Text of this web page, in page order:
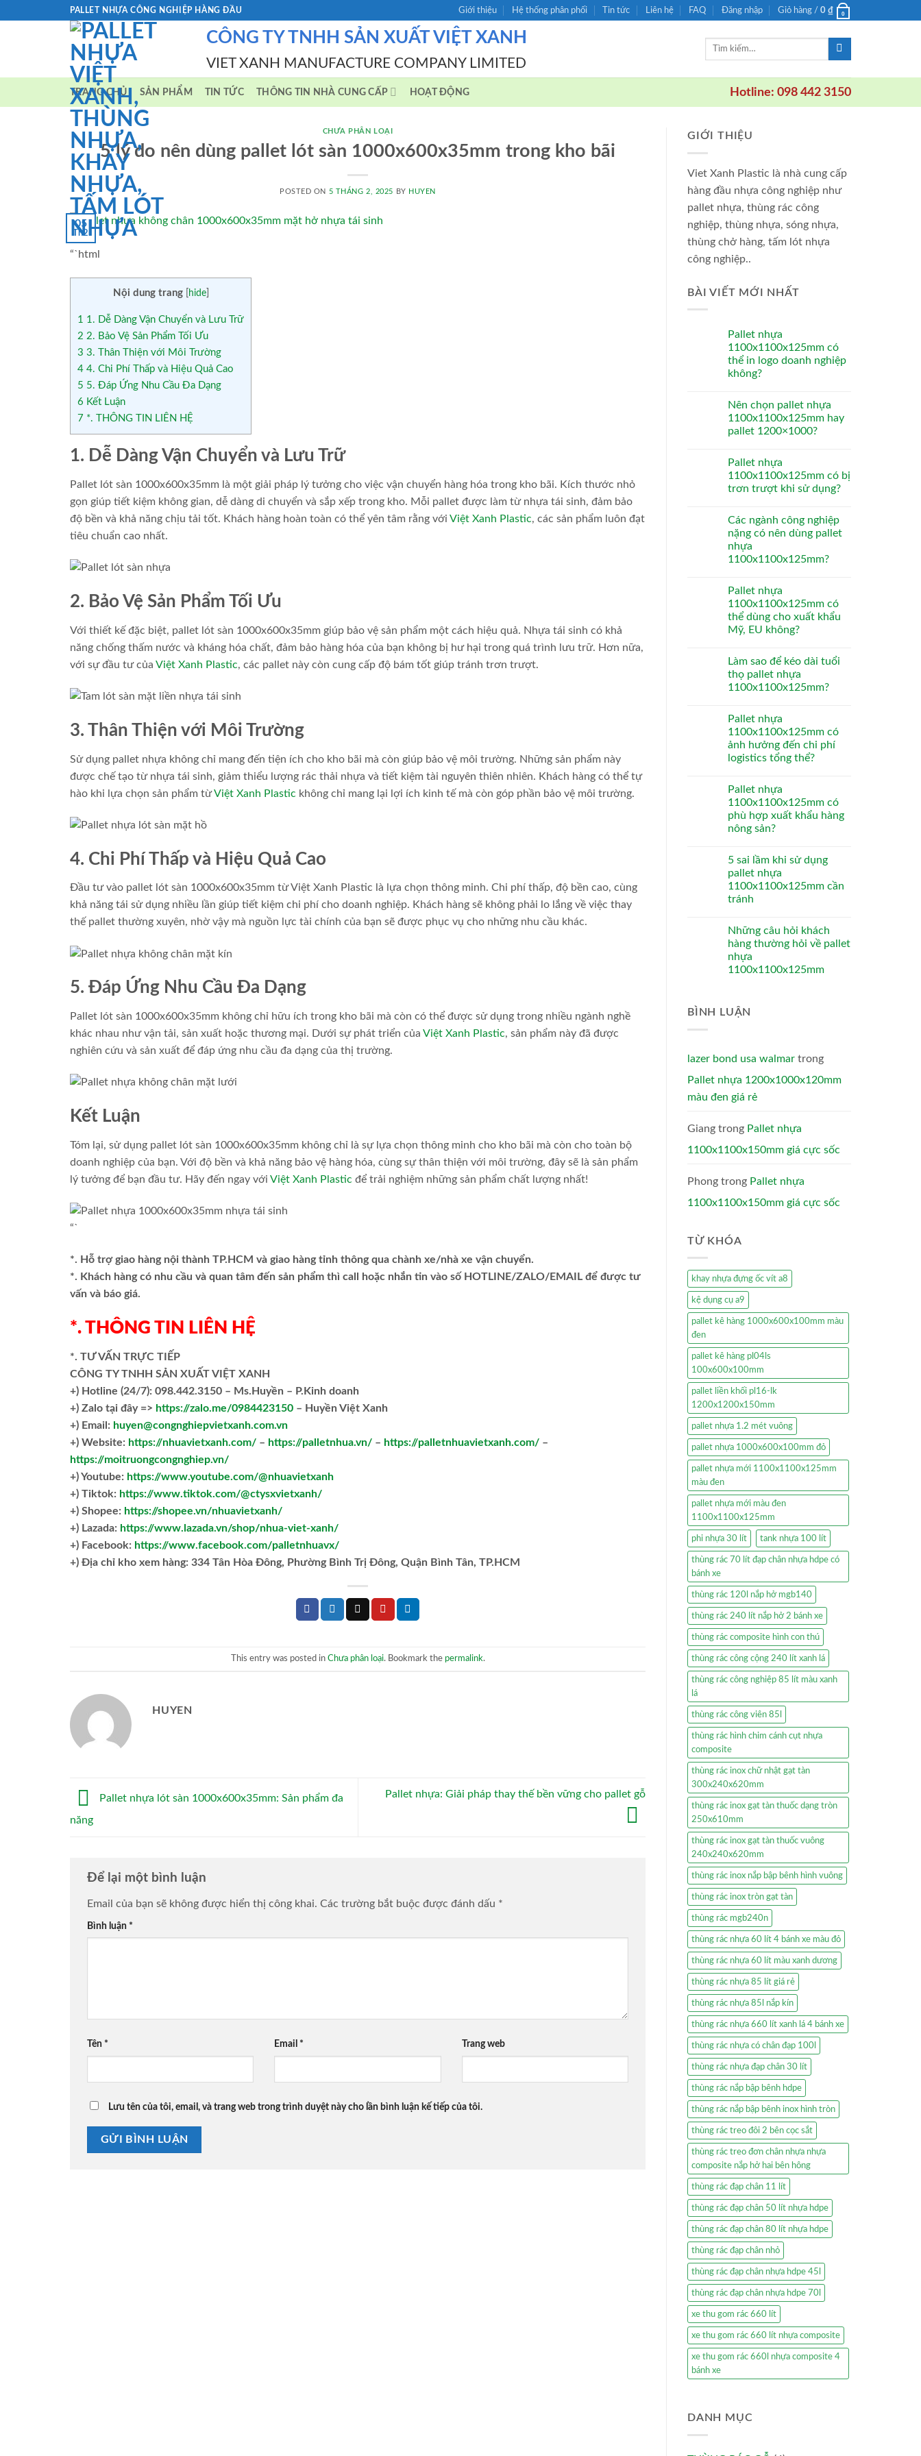
PALLET NHỰA CÔNG NGHIỆP HÀNG ĐẦU Giới thiệu Hệ thống phân phối Tin tức Liên hệ FAQ Đăng nhập Giỏ hàng / 0 ₫ 0
CÔNG TY TNHH SẢN XUẤT VIỆT XANH
VIET XANH MANUFACTURE COMPANY LIMITED
Tìm
TRANG CHỦ SẢN PHẨM TIN TỨC THÔNG TIN NHÀ CUNG CẤP HOẠT ĐỘNG Hotline: 098 442 3150
CHƯA PHÂN LOẠI
5 lý do nên dùng pallet lót sàn 1000x600x35mm trong kho bãi
POSTED ON 5 THÁNG 2, 2025 BY HUYEN
05
Th2
“`html
Nội dung trang hide]
1 1. Dễ Dàng Vận Chuyển và Lưu Trữ
2 2. Bảo Vệ Sản Phẩm Tối Ưu
3 3. Thân Thiện với Môi Trường
4 4. Chi Phí Thấp và Hiệu Quả Cao
5 5. Đáp Ứng Nhu Cầu Đa Dạng
6 Kết Luận
7 *. THÔNG TIN LIÊN HỆ
1. Dễ Dàng Vận Chuyển và Lưu Trữ
Pallet lót sàn 1000x600x35mm là một giải pháp lý tưởng cho việc vận chuyển hàng hóa trong kho bãi. Kích thước nhỏ
gọn giúp tiết kiệm không gian, dễ dàng di chuyển và sắp xếp trong kho. Mỗi pallet được làm từ nhựa tái sinh, đảm bảo
độ bền và khả năng chịu tải tốt. Khách hàng hoàn toàn có thể yên tâm rằng với Việt Xanh Plastic, các sản phẩm luôn đạt
tiêu chuẩn cao nhất.
2. Bảo Vệ Sản Phẩm Tối Ưu
Với thiết kế đặc biệt, pallet lót sàn 1000x600x35mm giúp bảo vệ sản phẩm một cách hiệu quả. Nhựa tái sinh có khả
năng chống thấm nước và kháng hóa chất, đảm bảo hàng hóa của bạn không bị hư hại trong quá trình lưu trữ. Hơn nữa,
với sự đầu tư của Việt Xanh Plastic, các pallet này còn cung cấp độ bám tốt giúp tránh trơn trượt.
3. Thân Thiện với Môi Trường
Sử dụng pallet nhựa không chỉ mang đến tiện ích cho kho bãi mà còn giúp bảo vệ môi trường. Những sản phẩm này
được chế tạo từ nhựa tái sinh, giảm thiểu lượng rác thải nhựa và tiết kiệm tài nguyên thiên nhiên. Khách hàng có thể tự
hào khi lựa chọn sản phẩm từViệt Xanh Plastic không chỉ mang lại lợi ích kinh tế mà còn góp phần bảo vệ môi trường.
4. Chi Phí Thấp và Hiệu Quả Cao
Đầu tư vào pallet lót sàn 1000x600x35mm từ Việt Xanh Plastic là lựa chọn thông minh. Chi phí thấp, độ bền cao, cùng
khả năng tái sử dụng nhiều lần giúp tiết kiệm chi phí cho doanh nghiệp. Khách hàng sẽ không phải lo lắng về việc thay
thế pallet thường xuyên, nhờ vậy mà nguồn lực tài chính của bạn sẽ được phục vụ cho những nhu cầu khác.
5. Đáp Ứng Nhu Cầu Đa Dạng
Pallet lót sàn 1000x600x35mm không chỉ hữu ích trong kho bãi mà còn có thể được sử dụng trong nhiều ngành nghề
khác nhau như vận tải, sản xuất hoặc thương mại. Dưới sự phát triển của Việt Xanh Plastic, sản phẩm này đã được
nghiên cứu và sản xuất để đáp ứng nhu cầu đa dạng của thị trường.
Kết Luận
Tóm lại, sử dụng pallet lót sàn 1000x600x35mm không chỉ là sự lựa chọn thông minh cho kho bãi mà còn cho toàn bộ
doanh nghiệp của bạn. Với độ bền và khả năng bảo vệ hàng hóa, cùng sự thân thiện với môi trường, đây sẽ là sản phẩm
lý tưởng để bạn đầu tư. Hãy đến ngay với Việt Xanh Plastic để trải nghiệm những sản phẩm chất lượng nhất!
“`
*. Hỗ trợ giao hàng nội thành TP.HCM và giao hàng tỉnh thông qua chành xe/nhà xe vận chuyển.
*. Khách hàng có nhu cầu và quan tâm đến sản phẩm thì call hoặc nhắn tin vào số HOTLINE/ZALO/EMAIL để được tư
vấn và báo giá.
*. THÔNG TIN LIÊN HỆ
*. TƯ VẤN TRỰC TIẾP
CÔNG TY TNHH SẢN XUẤT VIỆT XANH
+) Hotline (24/7): 098.442.3150 – Ms.Huyền – P.Kinh doanh
+) Zalo tại đây => https://zalo.me/0984423150 – Huyền Việt Xanh
+) Email: huyen@congnghiepvietxanh.com.vn
+) Website: https://nhuavietxanh.com/ – https://palletnhua.vn/ – https://palletnhuavietxanh.com/ –
https://moitruongcongnghiep.vn/
+) Youtube: https://www.youtube.com/@nhuavietxanh
+) Tiktok: https://www.tiktok.com/@ctysxvietxanh/
+) Shopee: https://shopee.vn/nhuavietxanh/
+) Lazada: https://www.lazada.vn/shop/nhua-viet-xanh/
+) Facebook: https://www.facebook.com/palletnhuavx/
+) Địa chỉ kho xem hàng: 334 Tân Hòa Đông, Phường Bình Trị Đông, Quận Bình Tân, TP.HCM
This entry was posted in Chưa phân loại. Bookmark the permalink.
HUYEN
Pallet nhựa lót sàn 1000x600x35mm: Sản phẩm đa
năng
Pallet nhựa: Giải pháp thay thế bền vững cho pallet gỗ
Để lại một bình luận
Email của bạn sẽ không được hiển thị công khai. Các trường bắt buộc được đánh dấu *
Bình luận *
Tên * Email * Trang web
Lưu tên của tôi, email, và trang web trong trình duyệt này cho lần bình luận kế tiếp của tôi.
GIỚI THIỆU
Viet Xanh Plastic là nhà cung cấp
hàng đầu nhựa công nghiệp như
pallet nhựa, thùng rác công
nghiệp, thùng nhựa, sóng nhựa,
thùng chở hàng, tấm lót nhựa
công nghiệp..
BÀI VIẾT MỚI NHẤT
Pallet nhựa
1100x1100x125mm có
thể in logo doanh nghiệp
không?
Nên chọn pallet nhựa
1100x1100x125mm hay
pallet 1200×1000?
Pallet nhựa
1100x1100x125mm có bị
trơn trượt khi sử dụng?
Các ngành công nghiệp
nặng có nên dùng pallet
nhựa
1100x1100x125mm?
Pallet nhựa
1100x1100x125mm có
thể dùng cho xuất khẩu
Mỹ, EU không?
Làm sao để kéo dài tuổi
thọ pallet nhựa
1100x1100x125mm?
Pallet nhựa
1100x1100x125mm có
ảnh hưởng đến chi phí
logistics tổng thể?
Pallet nhựa
1100x1100x125mm có
phù hợp xuất khẩu hàng
nông sản?
5 sai lầm khi sử dụng
pallet nhựa
1100x1100x125mm cần
tránh
Những câu hỏi khách
hàng thường hỏi về pallet
nhựa
1100x1100x125mm
BÌNH LUẬN
lazer bond usa walmar trong
Pallet nhựa 1200x1000x120mm
màu đen giá rẻ
Giang trong Pallet nhựa
1100x1100x150mm giá cực sốc
Phong trong Pallet nhựa
1100x1100x150mm giá cực sốc
TỪ KHÓA
khay nhựa đựng ốc vít a8
kệ dụng cụ a9
pallet kê hàng 1000x600x100mm màu
đen
pallet kê hàng pl04ls
100x600x100mm
pallet liền khối pl16-lk
1200x1200x150mm
pallet nhựa 1.2 mét vuông
pallet nhựa 1000x600x100mm đỏ
pallet nhựa mới 1100x1100x125mm
màu đen
pallet nhựa mới màu đen
1100x1100x125mm
phi nhựa 30 lít tank nhựa 100 lít
thùng rác 70 lít đạp chân nhựa hdpe có
bánh xe
thùng rác 120l nắp hở mgb140
thùng rác 240 lít nắp hở 2 bánh xe
thùng rác composite hình con thú
thùng rác công cộng 240 lít xanh lá
thùng rác công nghiệp 85 lít màu xanh
lá
thùng rác công viên 85l
thùng rác hình chim cánh cụt nhựa
composite
thùng rác inox chữ nhật gạt tàn
300x240x620mm
thùng rác inox gạt tàn thuốc dạng tròn
250x610mm
thùng rác inox gạt tàn thuốc vuông
240x240x620mm
thùng rác inox nắp bập bênh hình vuông
thùng rác inox tròn gạt tàn
thùng rác mgb240n
thùng rác nhựa 60 lít 4 bánh xe màu đỏ
thùng rác nhựa 60 lít màu xanh dương
thùng rác nhựa 85 lít giá rẻ
thùng rác nhựa 85l nắp kín
thùng rác nhựa 660 lít xanh lá 4 bánh xe
thùng rác nhựa có chân đạp 100l
thùng rác nhựa đạp chân 30 lít
thùng rác nắp bập bênh hdpe
thùng rác nắp bập bênh inox hình tròn
thùng rác treo đôi 2 bên cọc sắt
thùng rác treo đơn chân nhựa nhựa
composite nắp hở hai bên hông
thùng rác đạp chân 11 lít
thùng rác đạp chân 50 lít nhựa hdpe
thùng rác đạp chân 80 lít nhựa hdpe
thùng rác đạp chân nhỏ
thùng rác đạp chân nhựa hdpe 45l
thùng rác đạp chân nhựa hdpe 70l
xe thu gom rác 660 lít
xe thu gom rác 660 lít nhựa composite
xe thu gom rác 660l nhựa composite 4
bánh xe
DANH MỤC